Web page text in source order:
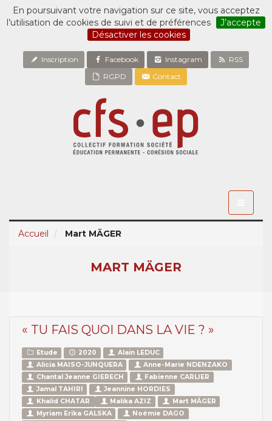
En poursuivant votre navigation sur ce site, vous acceptez
l’utilisation de cookies de suivi et de préférences
J’accepte
Désactiver les cookies
Inscription Facebook Instagram
RSS
RGPD
Contact
Accueil
Mart MÄGER
MART MÄGER
« TU FAIS QUOI DANS LA VIE ? »
Etude 2020
Alain LEDUC
Alicia MAISO-JUNQUERA
Anne-Marie NDENZAKO
Chantal Jeanne GIERECH
Fabienne CARLIER
Jamal TAHIRI
Jeannine HORDIES
Khalid CHATAR
Malika AZIZ
Mart MÄGER
Myriam Erika GALSKA
Noémie DAGO